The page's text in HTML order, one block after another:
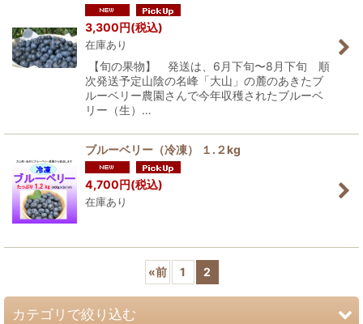
3,300円(税込)
在庫あり
【旬の果物】 発送は、6月下旬〜8月下旬 順
次発送予定山陰の名峰「大山」の麓のあきたブ
ルーベリー農園さんで今年収穫されたブルーベ
リー（生）…
ブルーベリー（冷凍） １.２kg
4,700円(税込)
在庫あり
«前 1 2
カテゴリで絞り込む